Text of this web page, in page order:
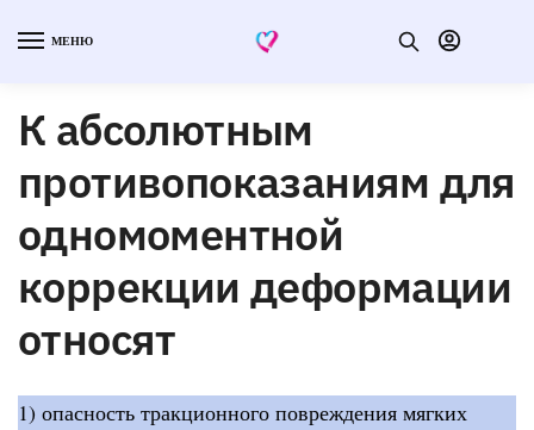
МЕНЮ
К абсолютным
противопоказаниям для
одномоментной
коррекции деформации
относят
1) опасность тракционного повреждения мягких